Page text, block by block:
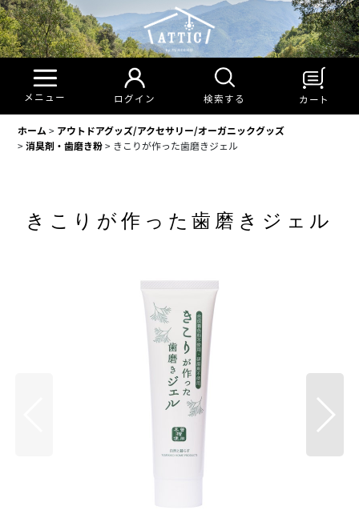
メニュー ログイン 検索する カート
ホーム > アウトドアグッズ/アクセサリー/オーガニックグッズ
>消臭剤・歯磨き粉> きこりが作った歯磨きジェル
きこりが作った歯磨きジェル